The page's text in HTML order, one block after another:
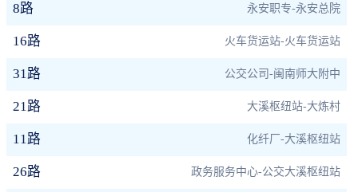
8路 永安职专-永安总院
16路 火车货运站-火车货运站
31路 公交公司-闽南师大附中
21路 大溪枢纽站-大炼村
11路 化纤厂-大溪枢纽站
26路 政务服务中心-公交大溪枢纽站